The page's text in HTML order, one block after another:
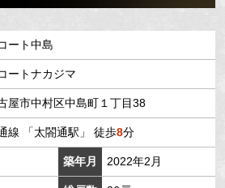
ート中島
ートナカジマ
屋市中村区中島町１丁目38
線 「太閤通駅 」 徒歩8分
築年月 2022年2月